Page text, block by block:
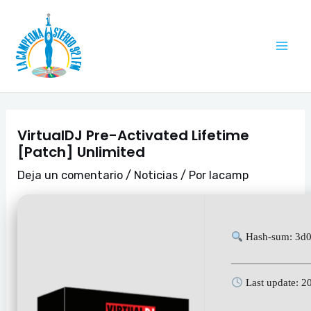
contenido
VirtualDJ Pre-Activated Lifetime
[Patch] Unlimited
Deja un comentario / Noticias / Por lacamp
Hash-sum:
Last update:
de
entradas